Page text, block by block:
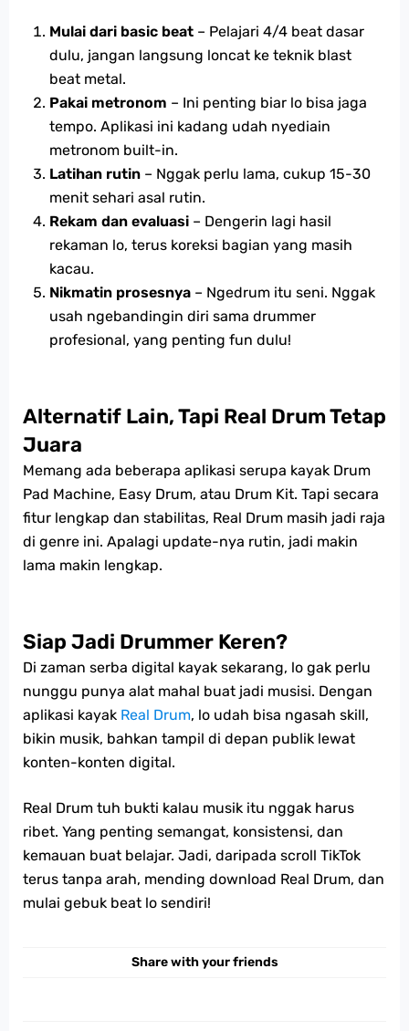
Mulai dari basic beat – Pelajari 4/4 beat dasar
dulu, jangan langsung loncat ke teknik blast
beat metal.
Pakai metronom – Ini penting biar lo bisa jaga
tempo. Aplikasi ini kadang udah nyediain
metronom built-in.
Latihan rutin – Nggak perlu lama, cukup 15-30
menit sehari asal rutin.
Rekam dan evaluasi – Dengerin lagi hasil
rekaman lo, terus koreksi bagian yang masih
kacau.
Nikmatin prosesnya – Ngedrum itu seni. Nggak
usah ngebandingin diri sama drummer
profesional, yang penting fun dulu!
Alternatif Lain, Tapi Real Drum Tetap
Juara
Memang ada beberapa aplikasi serupa kayak Drum
Pad Machine, Easy Drum, atau Drum Kit. Tapi secara
fitur lengkap dan stabilitas, Real Drum masih jadi raja
di genre ini. Apalagi update-nya rutin, jadi makin
lama makin lengkap.
Siap Jadi Drummer Keren?
Di zaman serba digital kayak sekarang, lo gak perlu
nunggu punya alat mahal buat jadi musisi. Dengan
aplikasi kayak Real Drum, lo udah bisa ngasah skill,
bikin musik, bahkan tampil di depan publik lewat
konten-konten digital.
Real Drum tuh bukti kalau musik itu nggak harus
ribet. Yang penting semangat, konsistensi, dan
kemauan buat belajar. Jadi, daripada scroll TikTok
terus tanpa arah, mending download Real Drum, dan
mulai gebuk beat lo sendiri!
Share with your friends